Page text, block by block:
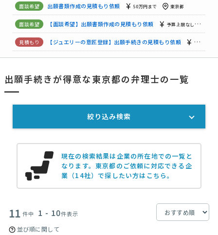
商標出願書類作成の見積もり依頼 予算上限なし
出願書類作成の見積もり依頼 50万円まで 東京都
【面談希望】出願書類作成の見積もり依頼 予算上限なし
【ジュエリーの意匠登録】出願手続きの見積もり依頼
出願書類作成の見積もり依頼 予算上限なし 東京都
出願手続きが得意な東京都の弁理士の一覧
現在の検索結果は企業の所在地での一覧と
なります。東京都のご依頼に対応できる企
業（14社）で探したい方はこちら。
11 件中 1 - 10件表示
並び順に関して
絞り込み検索